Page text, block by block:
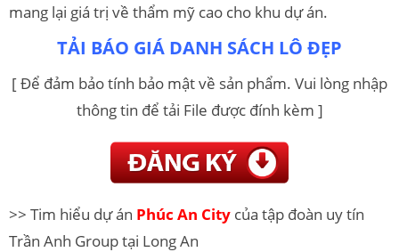
mang lại giá trị về thẩm mỹ cao cho khu dự án.
TẢI BÁO GIÁ DANH SÁCH LÔ ĐẸP
[ Để đảm bảo tính bảo mật về sản phẩm. Vui lòng nhập
thông tin để tải File được đính kèm ]
>> Tim hiểu dự án Phúc An City của tập đoàn uy tín
Trần Anh Group tại Long An